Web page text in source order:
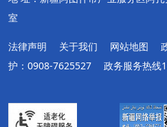
室
法律声明 关于我们 网站地图
护：0908-7625527
政务服务热线